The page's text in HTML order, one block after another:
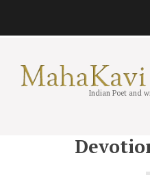
Indian Poet and